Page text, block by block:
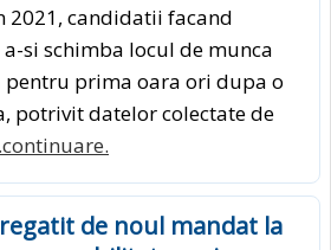
2021, candidatii facand
si schimba locul de munca
pentru prima oara ori dupa o
potrivit datelor colectate de
de noul mandat la